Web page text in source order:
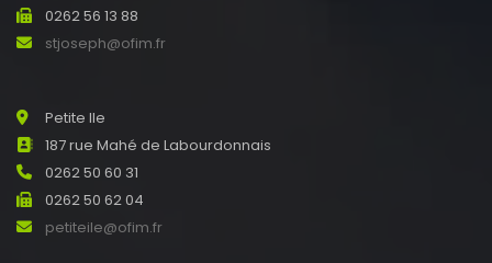
0262 56 13 88
stjoseph@ofim.fr
Petite Ile
187 rue Mahé de Labourdonnais
0262 50 60 31
0262 50 62 04
petiteile@ofim.fr